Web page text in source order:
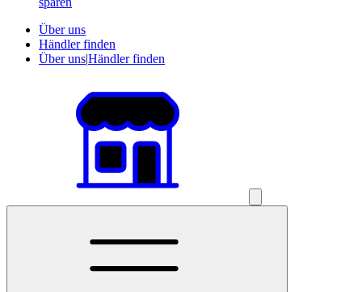
Über uns
Händler finden
Über uns|Händler finden